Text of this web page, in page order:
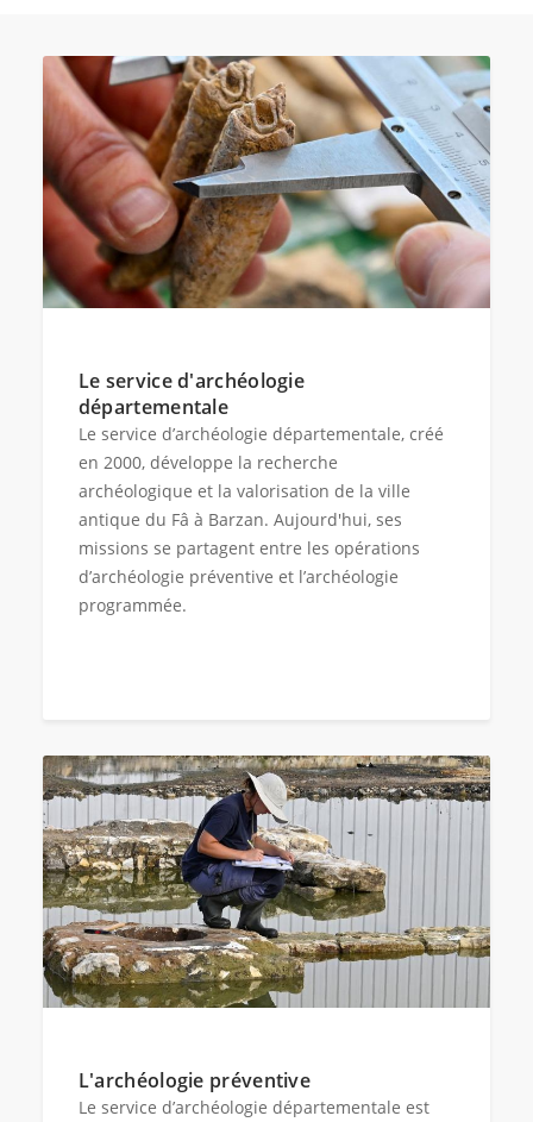
Le service d'archéologie
départementale
Le service d’archéologie départementale, créé
en 2000, développe la recherche
archéologique et la valorisation de la ville
antique du Fâ à Barzan. Aujourd'hui, ses
missions se partagent entre les opérations
d’archéologie préventive et l’archéologie
programmée.
L'archéologie préventive
Le service d’archéologie départementale est